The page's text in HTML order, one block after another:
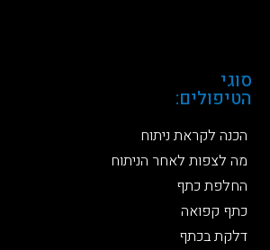
סוגי
הטיפולים:
הכנה לקראת ניתוח
מה לצפות לאחר הניתוח
החלפת כתף
כתף קפואה
דלקת בכתף